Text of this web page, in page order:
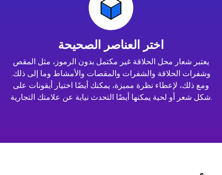
اختر العناصر الصحيحة
يعتبر شعار محل الحلاقة غير مكتمل بدون الرموز، مثل المقص
وشفرات الحلاقة والشفرات والمقصات والأمشاط وما إلى ذلك.
ومع ذلك، لإعطاء نظرة مميزة، يمكنك أيضًا اختيار أيقونات على
شكل شعر أو لحية يمكنها أيضًا التحدث نيابة عن علامتك التجارية.